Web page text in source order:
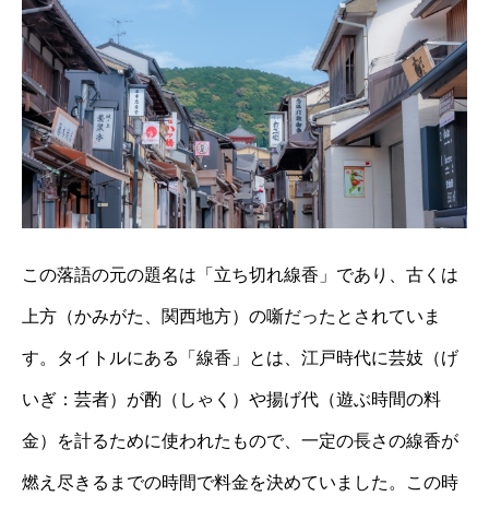
この落語の元の題名は「立ち切れ線香」であり、古くは
上方（かみがた、関西地方）の噺だったとされていま
す。タイトルにある「線香」とは、江戸時代に芸妓（げ
いぎ：芸者）が酌（しゃく）や揚げ代（遊ぶ時間の料
金）を計るために使われたもので、一定の長さの線香が
燃え尽きるまでの時間で料金を決めていました。この時